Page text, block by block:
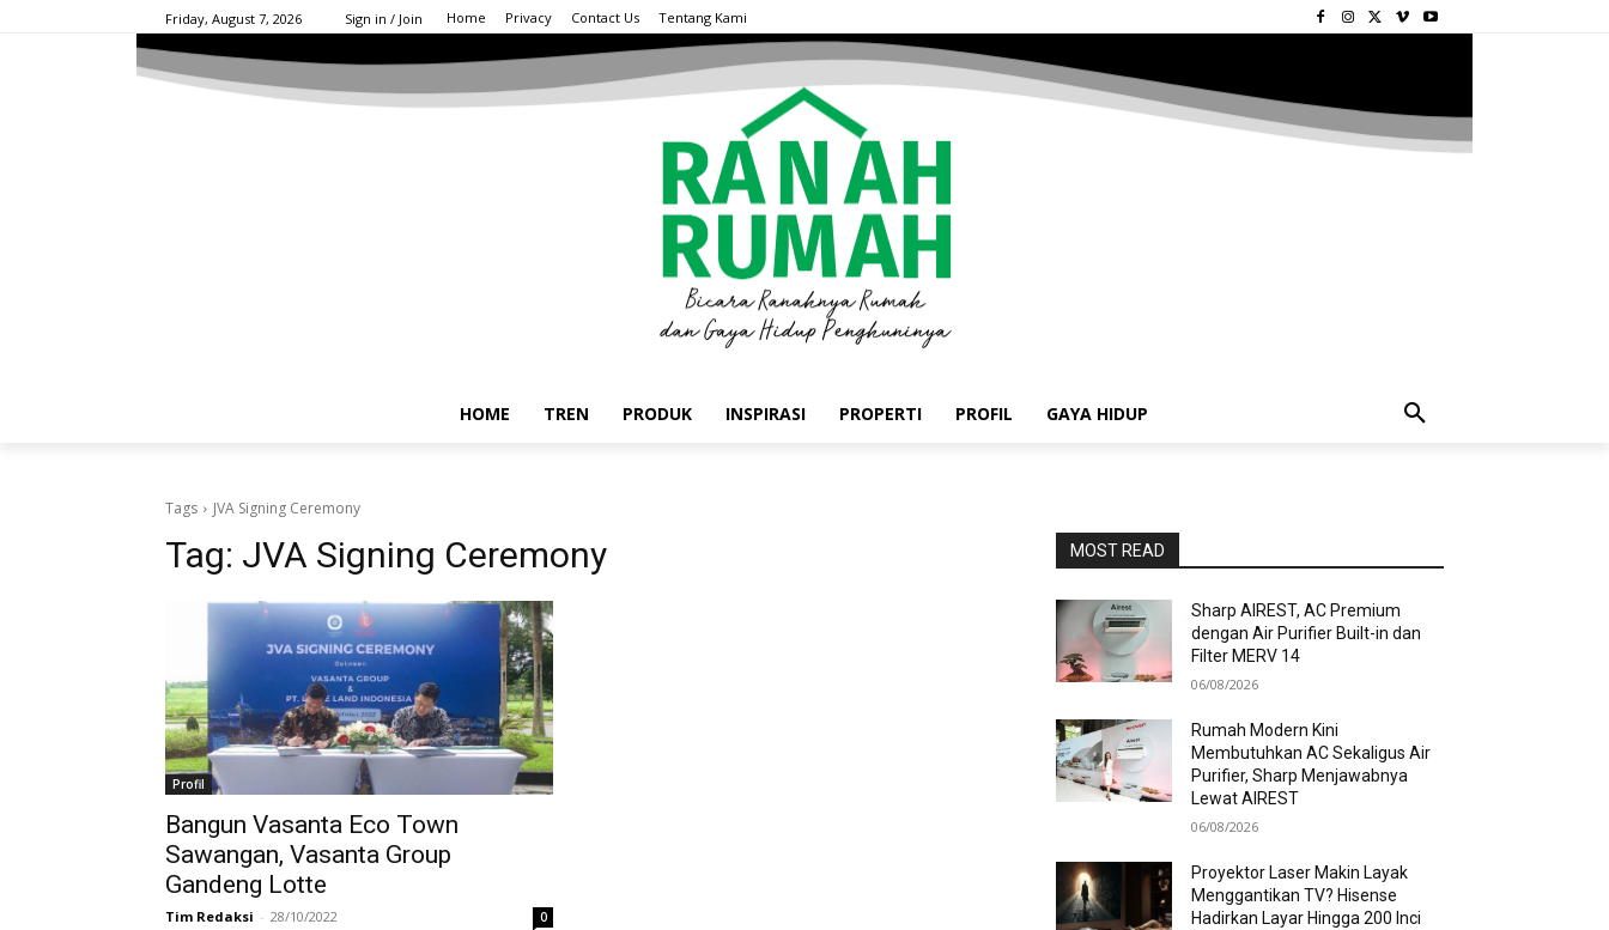
Friday, August 7, 2026 Sign in / Join Home Privacy Contact Us Tentang Kami
HOME TREN PRODUK INSPIRASI PROPERTI PROFIL GAYA HIDUP
Tags JVA Signing Ceremony
Tag: JVA Signing Ceremony
Profil
Bangun Vasanta Eco Town
Sawangan, Vasanta Group
Gandeng Lotte
Tim Redaksi - 28/10/2022 0
MOST READ
Sharp AIREST, AC Premium
dengan Air Purifier Built-in dan
Filter MERV 14
06/08/2026
Rumah Modern Kini
Membutuhkan AC Sekaligus Air
Purifier, Sharp Menjawabnya
Lewat AIREST
06/08/2026
Proyektor Laser Makin Layak
Menggantikan TV? Hisense
Hadirkan Layar Hingga 200 Inci